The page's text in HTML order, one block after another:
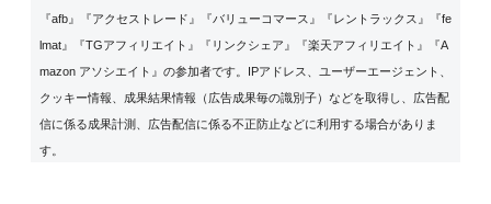
『afb』『アクセストレード』『バリューコマース』『レントラックス』『fe
lmat』『TGアフィリエイト』『リンクシェア』『楽天アフィリエイト』『A
mazon アソシエイト』の参加者です。IPアドレス、ユーザーエージェント、
クッキー情報、成果結果情報（広告成果毎の識別子）などを取得し、広告配
信に係る成果計測、広告配信に係る不正防止などに利用する場合がありま
す。